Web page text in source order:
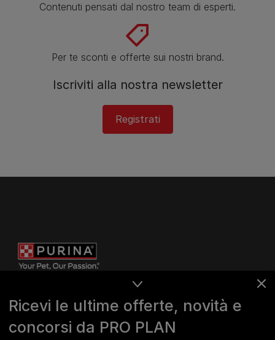
Contenuti pensati dal nostro team di esperti.
Per te sconti e offerte sui nostri brand.
Iscriviti alla nostra newsletter
Registrati
Ricevi le ultime offerte, novità e
concorsi da PRO PLAN